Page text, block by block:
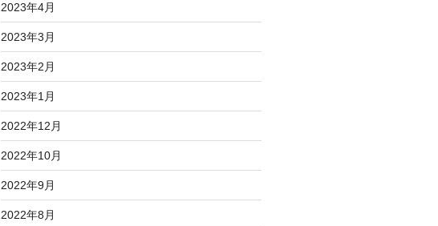
2023年4月
2023年3月
2023年2月
2023年1月
2022年12月
2022年10月
2022年9月
2022年8月